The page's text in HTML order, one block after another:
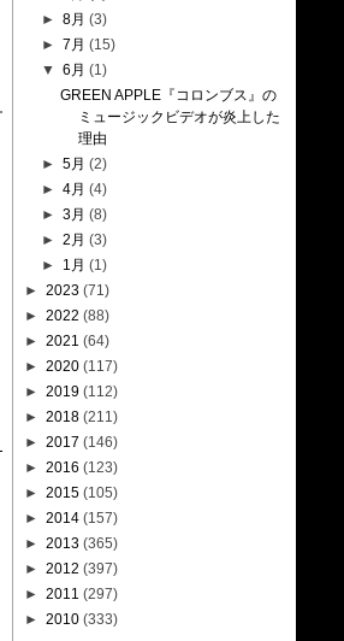
►8月 (3)
►7月 (15)
▼ 6月 (1)
GREEN APPLE『コロンブス』の
ミュージックビデオが炎上した
理由
►5月 (2)
►4月 (4)
►3月 (8)
►2月 (3)
► 1月 (1)
► 2023 (71)
► 2022 (88)
► 2021 (64)
► 2020 (117)
► 2019 (112)
► 2018 (211)
► 2017 (146)
► 2016 (123)
► 2015 (105)
► 2014 (157)
► 2013 (365)
► 2012 (397)
► 2011 (297)
► 2010 (333)